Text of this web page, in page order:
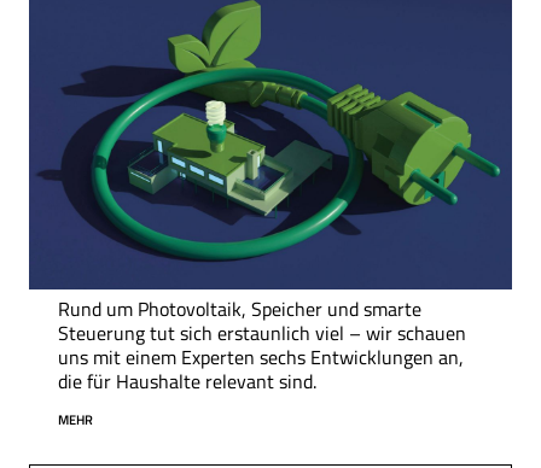
Rund um Photovoltaik, Speicher und smarte
Steuerung tut sich erstaunlich viel – wir schauen
uns mit einem Experten sechs Entwicklungen an,
die für Haushalte relevant sind.
MEHR